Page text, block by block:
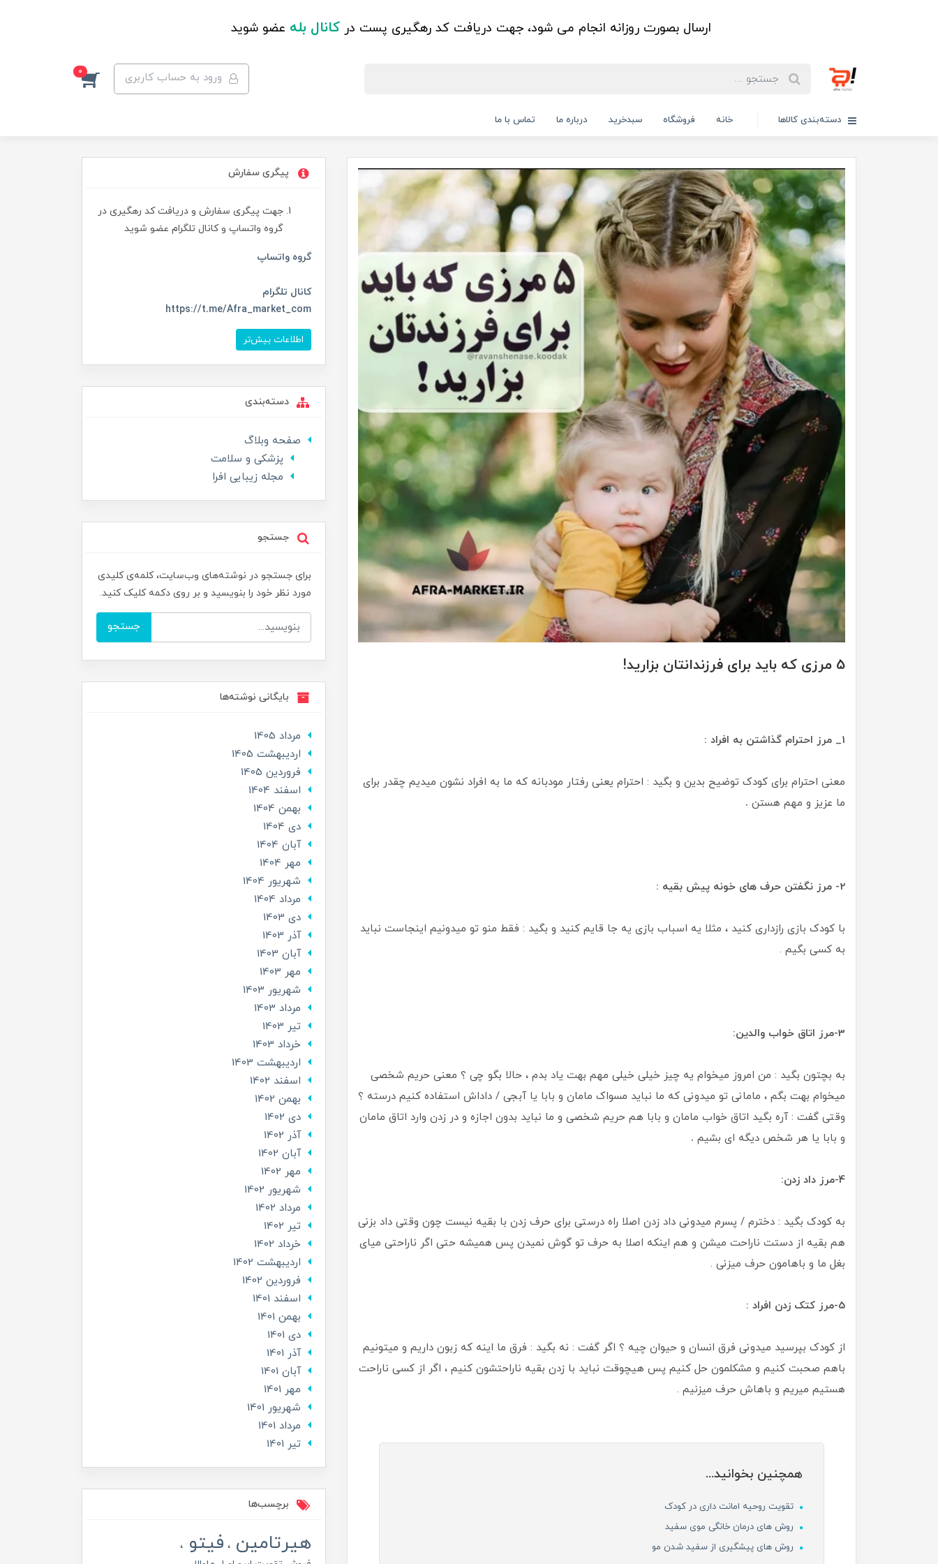
ارسال بصورت روزانه انجام می شود، جهت دریافت کد رهگیری پست در کانال بله عضو شوید
ورود به حساب کاربری 0
دسته‌بندی کالاها خانه فروشگاه سبدخرید درباره ما تماس با ما
5 مرزی که باید برای فرزندانتان بزارید!
1_ مرز احترام گذاشتن به افراد :
معنی احترام برای کودک توضیح بدین و بگید : احترام یعنی رفتار مودبانه که ما به افراد نشون میدیم چقدر برای
ما عزیز و مهم هستن .
2- مرز نگفتن حرف های خونه پیش بقیه :
با کودک بازی رازداری کنید ، مثلا یه اسباب بازی یه جا قایم کنید و بگید : فقط منو تو میدونیم اینجاست نباید
به کسی بگیم .
3-مرز اتاق خواب والدین:
به بچتون بگید : من امروز میخوام یه چیز خیلی خیلی مهم بهت یاد بدم ، حالا بگو چی ؟ معنی حریم شخصی
میخوام بهت بگم ، مامانی تو میدونی که ما نباید مسواک مامان و بابا یا آبجی / داداش استفاده کنیم درسته ؟
وقتی گفت : آره بگید اتاق خواب مامان و بابا هم حریم شخصی و ما نباید بدون اجازه و در زدن وارد اتاق مامان
و بابا یا هر شخص دیگه ای بشیم .
4-مرز داد زدن:
به کودک بگید : دخترم / پسرم میدونی داد زدن اصلا راه درستی برای حرف زدن با بقیه نیست چون وقتی داد بزنی
هم بقیه از دستت ناراحت میشن و هم اینکه اصلا به حرف تو گوش نمیدن پس همیشه حتی اگر ناراحتی میای
بغل ما و باهامون حرف میزنی .
5-مرز کتک زدن افراد :
از کودک بپرسید میدونی فرق انسان و حیوان چیه ؟ اگر گفت : نه بگید : فرق ما اینه که زبون داریم و میتونیم
باهم صحبت کنیم و مشکلمون حل کنیم پس هیچوقت نباید با زدن بقیه ناراحتشون کنیم ، اگر از کسی ناراحت
هستیم میریم و باهاش حرف میزنیم .
همچنین بخوانید...
تقویت روحیه امانت داری در کودک
روش های درمان خانگی موی سفید
روش های پیشگیری از سفید شدن مو
پیگری سفارش
جهت پیگری سفارش و دریافت کد رهگیری در
گروه واتساپ و کانال تلگرام عضو شوید
گروه واتساپ
کانال تلگرام
https://t.me/Afra_market_com
اطلاعات بیش‌تر
دسته‌بندی
صفحه وبلاگ
پزشکی و سلامت
مجله زیبایی افرا
جستجو
برای جستجو در نوشته‌های وب‌سایت، کلمه‌ی کلیدی
مورد نظر خود را بنویسید و بر روی دکمه کلیک کنید.
جستجو
بایگانی نوشته‌ها
مرداد 1405
ارديبهشت 1405
فروردین 1405
اسفند 1404
بهمن 1404
دی 1404
آبان 1404
مهر 1404
شهریور 1404
مرداد 1404
دی 1403
آذر 1403
آبان 1403
مهر 1403
شهریور 1403
مرداد 1403
تير 1403
خرداد 1403
ارديبهشت 1403
اسفند 1402
بهمن 1402
دی 1402
آذر 1402
آبان 1402
مهر 1402
شهریور 1402
مرداد 1402
تير 1402
خرداد 1402
ارديبهشت 1402
فروردین 1402
اسفند 1401
بهمن 1401
دی 1401
آذر 1401
آبان 1401
مهر 1401
شهریور 1401
مرداد 1401
تير 1401
برچسب‌ها
هیرتامین فیتو